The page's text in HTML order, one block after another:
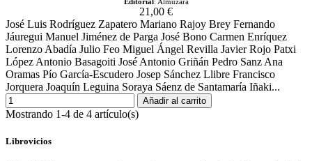
21,00 €
José Luis Rodríguez Zapatero Mariano Rajoy Brey Fernando
Jáuregui Manuel Jiménez de Parga José Bono Carmen Enríquez
Lorenzo Abadía Julio Feo Miguel Ángel Revilla Javier Rojo Patxi
López Antonio Basagoiti José Antonio Griñán Pedro Sanz Ana
Oramas Pío García-Escudero Josep Sánchez Llibre Francisco
Jorquera Joaquín Leguina Soraya Sáenz de Santamaría Iñaki...
Añadir al carrito
Mostrando 1-4 de 4 artículo(s)
Librovicios